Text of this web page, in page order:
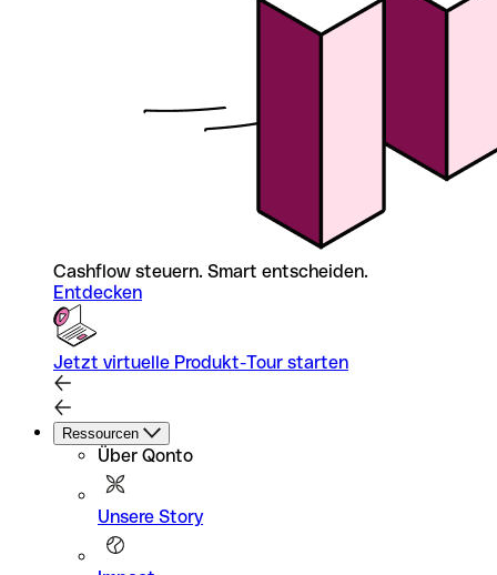
Cashflow steuern. Smart entscheiden.
Entdecken
Jetzt virtuelle Produkt-Tour starten
Ressourcen
Über Qonto
Unsere Story